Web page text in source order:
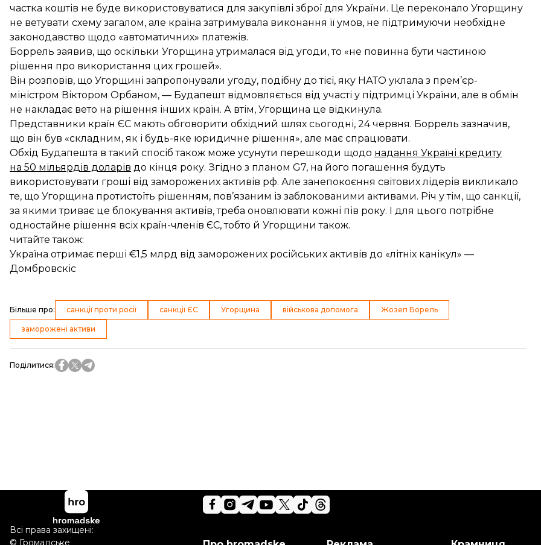
частка коштів не буде використовуватися для закупівлі зброї для України. Це переконало Угорщину
не ветувати схему загалом, але країна затримувала виконання її умов, не підтримуючи необхідне
законодавство щодо «автоматичних» платежів.
Боррель заявив, що оскільки Угорщина утрималася від угоди, то «не повинна бути частиною
рішення про використання цих грошей».
Він розповів, що Угорщині запропонували угоду, подібну до тієї, яку НАТО уклала з прем’єр-
міністром Віктором Орбаном, — Будапешт відмовляється від участі у підтримці України, але в обмін
не накладає вето на рішення інших країн. А втім, Угорщина це відкинула.
Представники країн ЄС мають обговорити обхідний шлях сьогодні, 24 червня. Боррель зазначив,
що він був «складним, як і будь-яке юридичне рішення», але має спрацювати.
Обхід Будапешта в такий спосіб також може усунути перешкоди щодо надання Україні кредиту
на 50 мільярдів доларів до кінця року. Згідно з планом G7, на його погашення будуть
використовувати гроші від заморожених активів рф. Але занепокоєння світових лідерів викликало
те, що Угорщина протистоїть рішенням, пов’язаним із заблокованими активами. Річ у тім, що санкції,
за якими триває це блокування активів, треба оновлювати кожні пів року. І для цього потрібне
одностайне рішення всіх країн-членів ЄС, тобто й Угорщини також.
читайте також:
Україна отримає перші €1,5 млрд від заморожених російських активів до «літніх канікул» —
Домбровскіс
Більше про: санкції проти росії санкції ЄС Угорщина військова допомога Жозеп Борель
заморожені активи
Поділитися:
Всі права захищені: